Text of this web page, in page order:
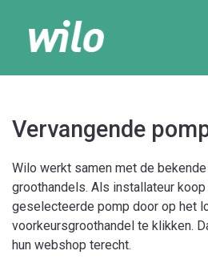
Vervangende
Wilo werkt samen met de
groothandels. Als installateur
geselecteerde pomp door op het
voorkeursgroothandel te klikken.
hun webshop terecht.